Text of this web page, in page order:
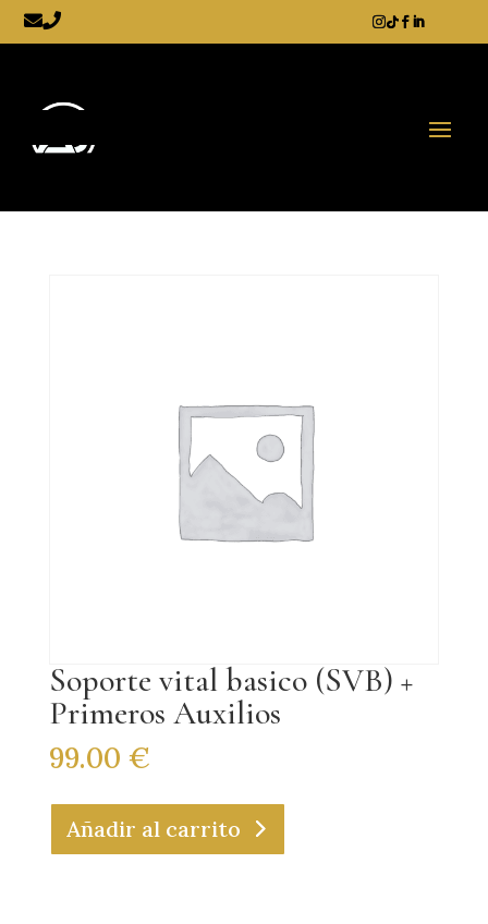
Soporte vital basico (SVB) +
Primeros Auxilios
99.00 €
Añadir al carrito